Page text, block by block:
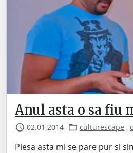
Anul asta o sa fiu
02.01.2014 culturescape ,
Piesa asta mi se pare pur si